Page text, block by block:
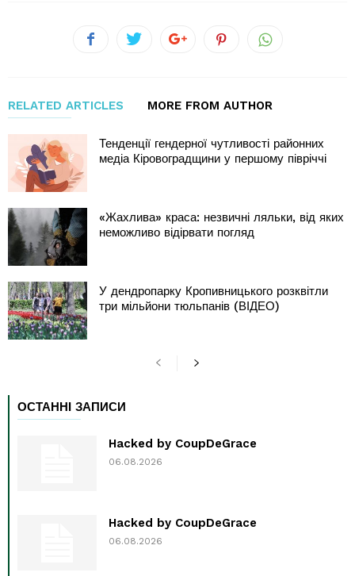
RELATED ARTICLES MORE FROM AUTHOR
Тенденції гендерної чутливості районних
медіа Кіровоградщини у першому півріччі
«Жахлива» краса: незвичні ляльки, від яких
неможливо відірвати погляд
У дендропарку Кропивницького розквітли
три мільйони тюльпанів (ВІДЕО)
ОСТАННІ ЗАПИСИ
Hacked by CoupDeGrace
06.08.2026
Hacked by CoupDeGrace
06.08.2026